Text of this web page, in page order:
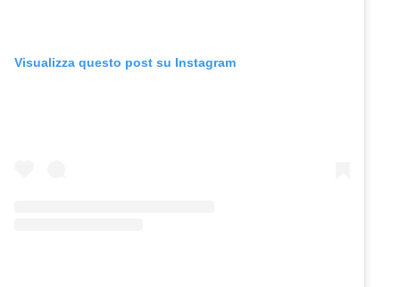
Visualizza questo post su Instagram